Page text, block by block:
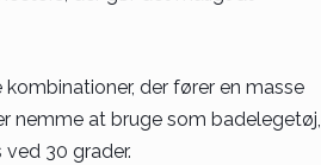
der fører en masse
nemme at bruge som badelegetøj,
30 grader.